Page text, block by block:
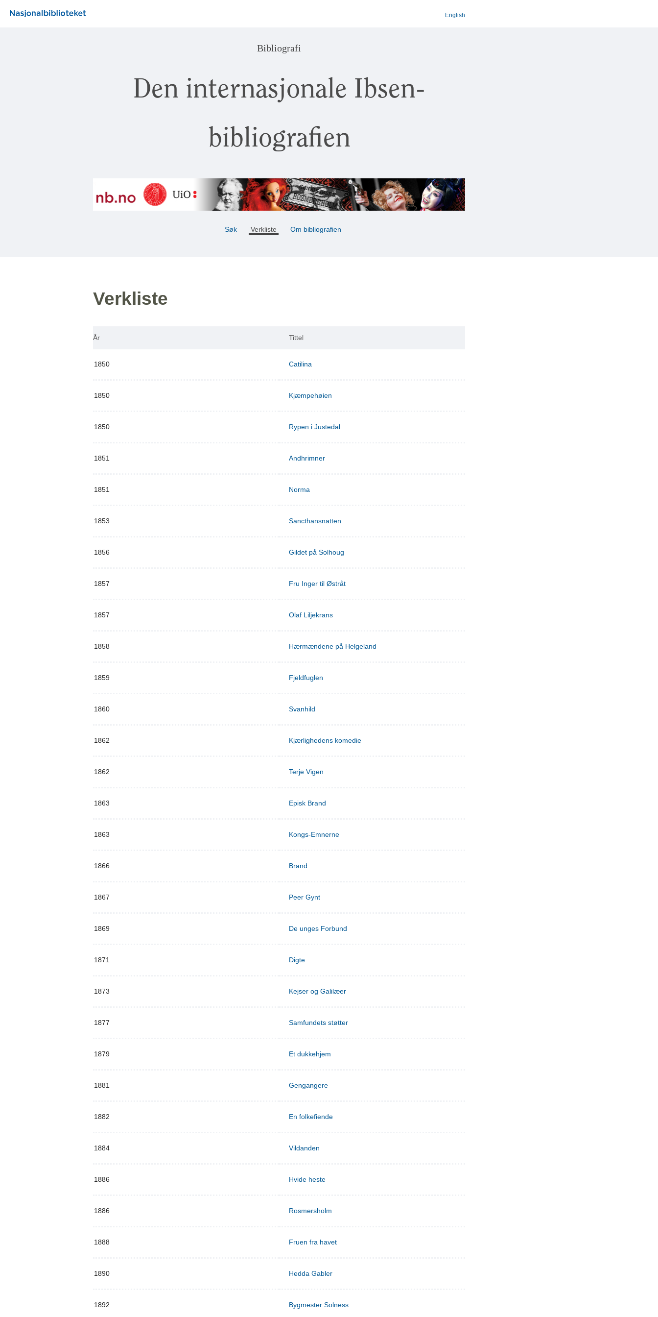
English
Bibliografi
Den internasjonale Ibsen-
bibliografien
Søk Verkliste Om bibliografien
Verkliste
År Tittel
1850 Catilina
1850 Kjæmpehøien
1850 Rypen i Justedal
1851 Andhrimner
1851 Norma
1853 Sancthansnatten
1856 Gildet på Solhoug
1857 Fru Inger til Østråt
1857 Olaf Liljekrans
1858 Hærmændene på Helgeland
1859 Fjeldfuglen
1860 Svanhild
1862 Kjærlighedens komedie
1862 Terje Vigen
1863 Episk Brand
1863 Kongs-Emnerne
1866 Brand
1867 Peer Gynt
1869 De unges Forbund
1871 Digte
1873 Kejser og Galilæer
1877 Samfundets støtter
1879 Et dukkehjem
1881 Gengangere
1882 En folkefiende
1884 Vildanden
1886 Hvide heste
1886 Rosmersholm
1888 Fruen fra havet
1890 Hedda Gabler
1892 Bygmester Solness